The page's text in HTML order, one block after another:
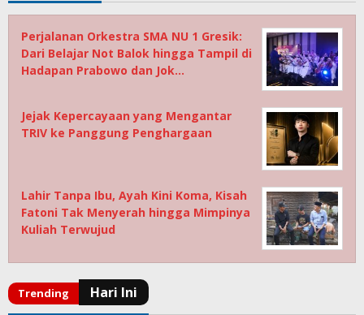
Perjalanan Orkestra SMA NU 1 Gresik:
Dari Belajar Not Balok hingga Tampil di
Hadapan Prabowo dan Jok…
Jejak Kepercayaan yang Mengantar
TRIV ke Panggung Penghargaan
Lahir Tanpa Ibu, Ayah Kini Koma, Kisah
Fatoni Tak Menyerah hingga Mimpinya
Kuliah Terwujud